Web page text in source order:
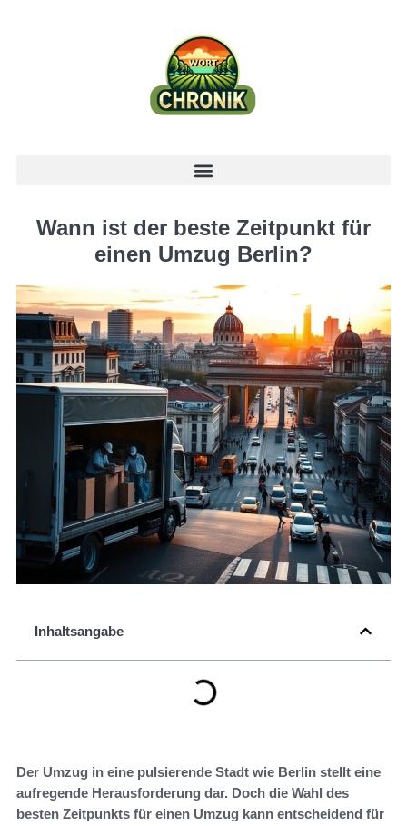
Wann ist der beste Zeitpunkt für
einen Umzug Berlin?
Inhaltsangabe
Der Umzug in eine pulsierende Stadt wie Berlin stellt eine
aufregende Herausforderung dar. Doch die Wahl des
besten Zeitpunkts für einen Umzug kann entscheidend für